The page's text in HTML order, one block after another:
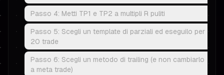
Passo 4: Metti TP1 e TP2 a multipli R puliti
Passo 5: Scegli un template di parziali ed eseguilo per
20 trade
Passo 6: Scegli un metodo di trailing (e non cambiarlo
a meta trade)